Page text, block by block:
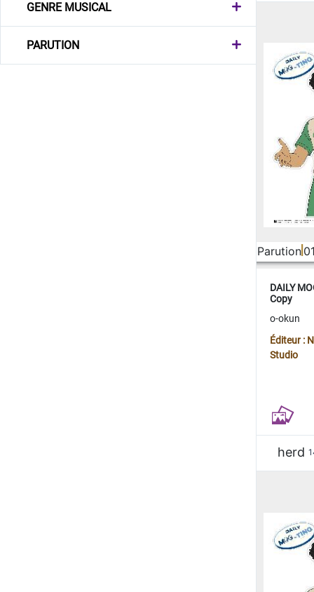
GENRE MUSICAL
PARUTION
Parution
DAILY
Copy
o-okun
Éditeur :
Studio
herd